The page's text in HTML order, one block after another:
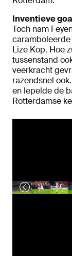
Inventieve
Toch nam
Lize Kop. Hoe
tussenstand
veerkracht
razendsnel
en lepelde de
Rotterdamse